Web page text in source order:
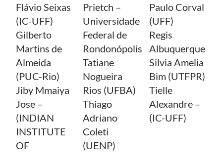
Flávio Seixas
(IC-UFF)
Gilberto
Martins de
Almeida
(PUC-Rio)
Jiby Mmaiya
Jose –
(INDIAN
INSTITUTE
OF
Prietch –
Universidade
Federal de
Rondonópolis
Tatiane
Nogueira
Rios (UFBA)
Thiago
Adriano
Coleti
(UENP)
Paulo Corval
(UFF)
Regis
Albuquerque
Silvia Amelia
Bim (UTFPR)
Tielle
Alexandre –
(IC-UFF)